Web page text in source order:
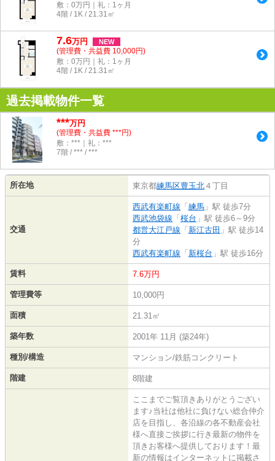
敷：0万円｜礼：1ヶ月
4階 / 1K / 21.31㎡
7.6万円 NEW
(管理費・共益費 10,000円)
敷：0万円｜礼：1ヶ月
4階 / 1K / 21.31㎡
過去掲載物件一覧
***万円
(管理費・共益費 ***円)
敷：***｜礼：***
7階 / *** / ***
所在地 東京都練馬区豊玉北 ４丁目
交通
西武有楽町線 「 練馬 」駅 徒歩7分
西武池袋線 「 桜台 」駅 徒歩6～9分
都営大江戸線 「 新江古田 」駅 徒歩14
分
西武有楽町線 「 新桜台 」駅 徒歩16分
賃料 7.6万円
管理費等 10,000円
面積 21.31㎡
築年数 2001年 11月 (築24年)
種別/構造 マンション/鉄筋コンクリート
階建 8階建
ここまでご覧頂きありがとうござい
ます♪当社は他社に負けない総合仲介
店を目指し、各沿線の各不動産会社
様へ直接ご挨拶に行き最新の物件を
頂きお客様へ提供しております！最
新の情報はインターネットに掲載さ